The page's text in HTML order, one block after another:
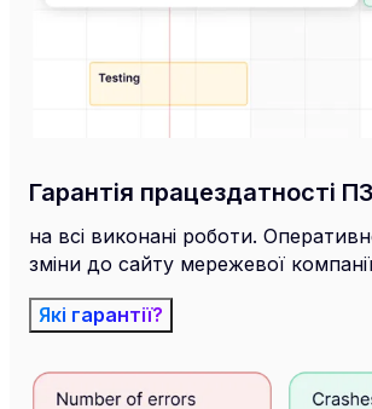
Гарантія працездатності ПЗ
на всі виконані роботи.
зміни до сайту мережевої
Які гарантії?